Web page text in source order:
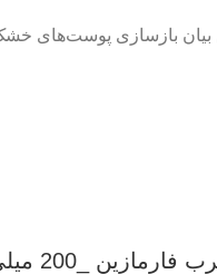
پوست‌های خشک
میلی لیتر